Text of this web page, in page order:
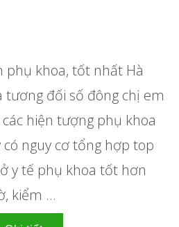
phụ khoa, tốt nhất Hà
tương đối số đông chị em
hiện tượng phụ khoa
có nguy cơ tổng hợp top
y tế phụ khoa tốt hơn
kiểm ...